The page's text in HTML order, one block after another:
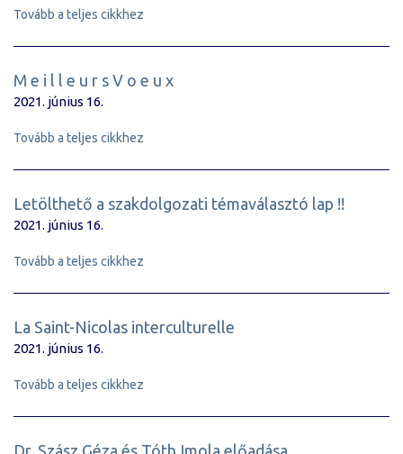
Tovább a teljes cikkhez
M e i l l e u r s V o e u x
2021. június 16.
Tovább a teljes cikkhez
Letölthető a szakdolgozati témaválasztó lap !!
2021. június 16.
Tovább a teljes cikkhez
La Saint-Nicolas interculturelle
2021. június 16.
Tovább a teljes cikkhez
Dr. Szász Géza és Tóth Imola előadása